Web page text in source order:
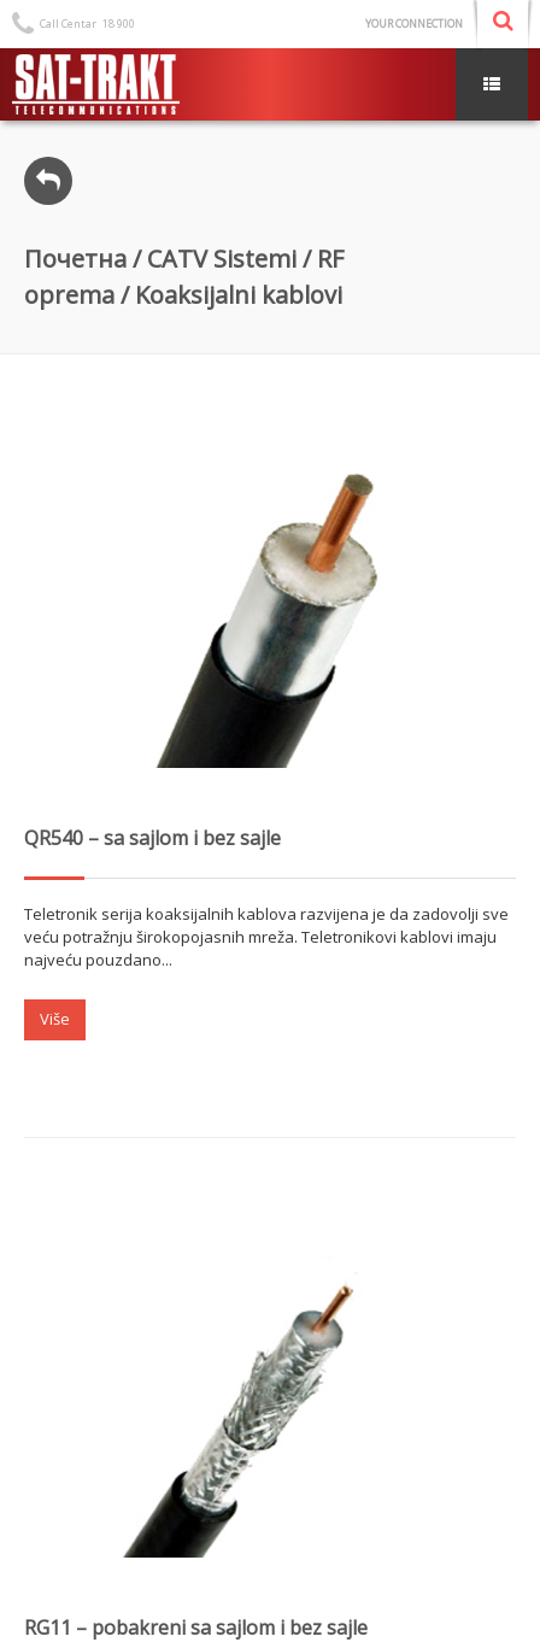
Call Centar 18 900 YOUR CONNECTION
Почетна/CATV Sistemi/ RF
oprema/ Koaksijalni kablovi
QR540 – sa sajlom i bez sajle
Teletronik serija koaksijalnih kablova razvijena je da zadovolji sve
veću potražnju širokopojasnih mreža. Teletronikovi kablovi imaju
najveću pouzdano...
Više
RG11 – pobakreni sa sajlom i bez sajle